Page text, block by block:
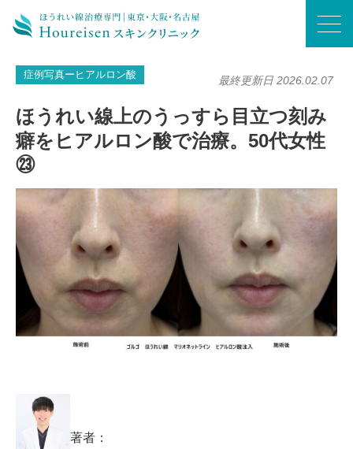
ほうれい線上のうっすら目立つ刻み癖をヒアルロン酸で治療。50代女性㉓
症例写真ーヒアルロン酸 最終更新日 2026.02.07
ほうれい線上のうっすら目立つ刻み
癖をヒアルロン酸で治療。50代女性
㉓
著者：